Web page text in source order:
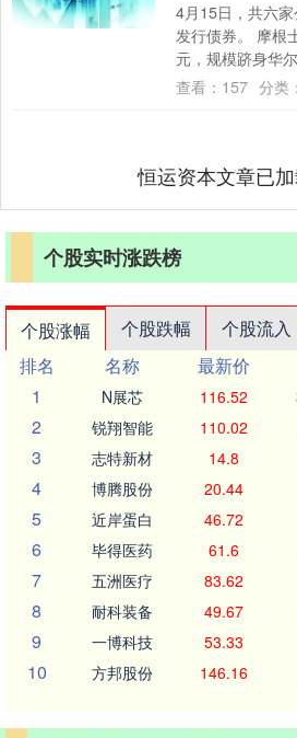
4月15日，共六
发行债券。 摩根
元，规模跻身华
前，该行公布其
查看： 157 分类：
恒运资本文章已
个股实时涨跌榜
个股涨幅 个股跌幅 个股流入
排名
名称 最新价
1
N展芯 116.52
2 锐翔智能 110.02
3 志特新材 14.8
4 博腾股份 20.44
5 近岸蛋白 46.72
6 毕得医药 61.6
7 五洲医疗 83.62
8 耐科装备 49.67
9 一博科技 53.33
10 方邦股份 146.16